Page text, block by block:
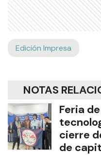
Edición Impresa
NOTAS
Feria
cierre
de